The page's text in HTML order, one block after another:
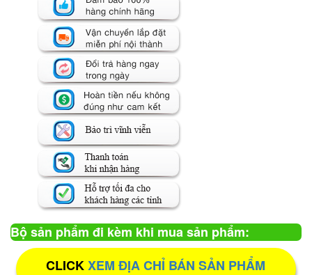
Bộ sản phẩm đi kèm khi mua sản phẩm:
CLICKXEM ĐỊA CHỈ BÁN SẢN PHẨM